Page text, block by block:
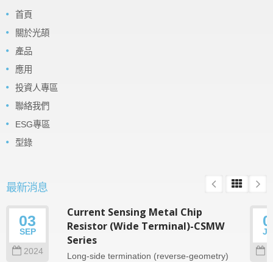
首頁
關於光頡
產品
應用
投資人專區
聯絡我們
ESG專區
型錄
最新消息
03
SEP
2024
Current Sensing Metal Chip
Resistor (Wide Terminal)-CSMW
Series
Long-side termination (reverse-geometry)